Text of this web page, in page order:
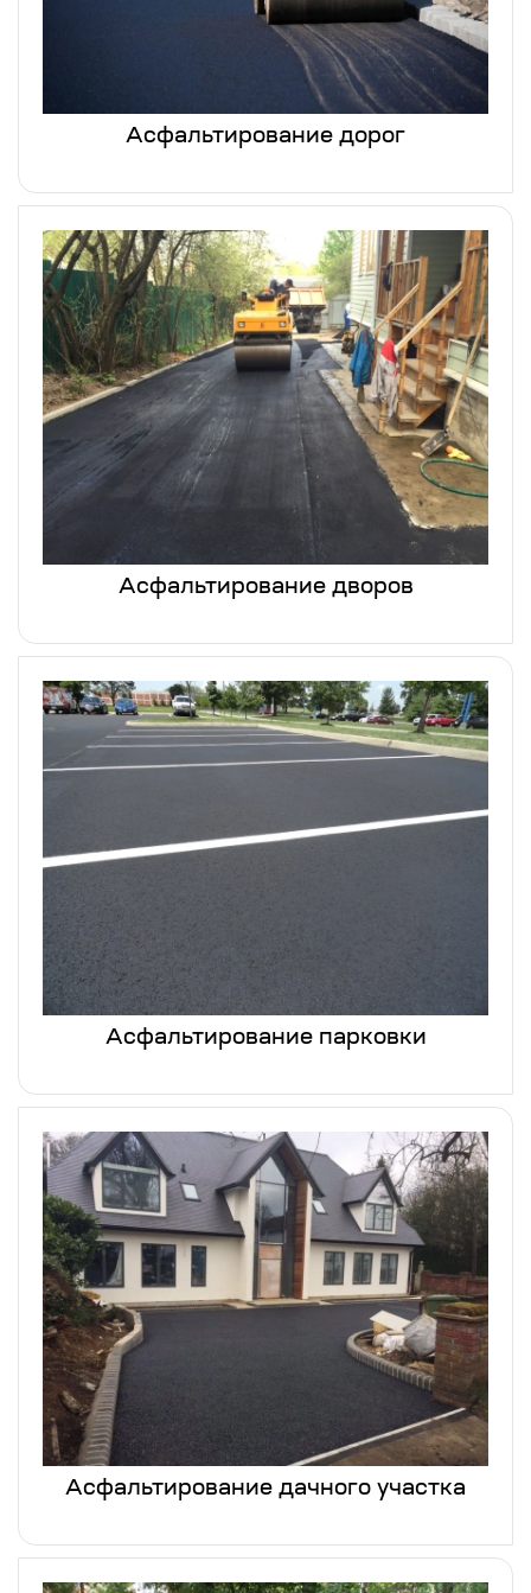
Асфальтирование дорог
Асфальтирование дворов
Асфальтирование парковки
Асфальтирование дачного участка